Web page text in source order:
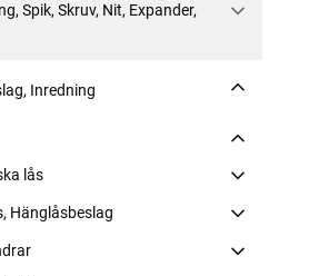
Spik, Skruv, Nit, Expander,
Inredning
lås
Hänglåsbeslag